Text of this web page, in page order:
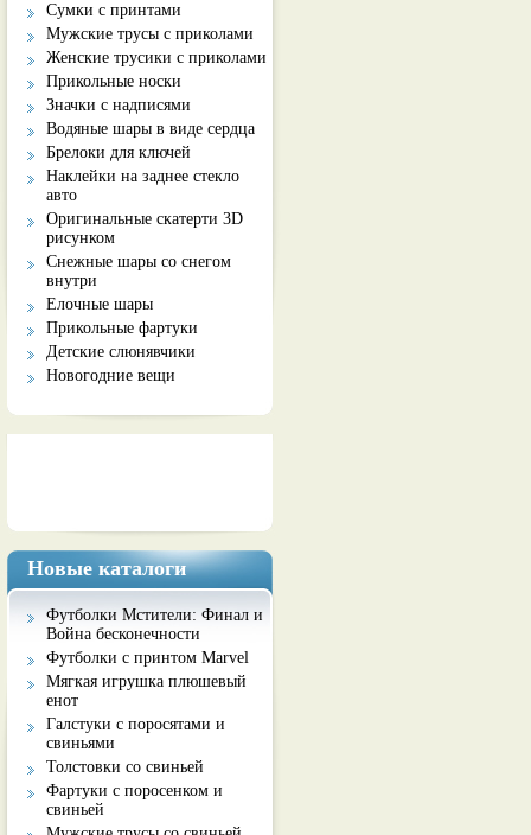
Сумки с принтами
Мужские трусы с приколами
Женские трусики с приколами
Прикольные носки
Значки с надписями
Водяные шары в виде сердца
Брелоки для ключей
Наклейки на заднее стекло
авто
Оригинальные скатерти 3D
рисунком
Снежные шары со снегом
внутри
Елочные шары
Прикольные фартуки
Детские слюнявчики
Новогодние вещи
Новые каталоги
Футболки Мстители: Финал и
Война бесконечности
Футболки с принтом Marvel
Мягкая игрушка плюшевый
енот
Галстуки с поросятами и
свиньями
Толстовки со свиньей
Фартуки с поросенком и
свиньей